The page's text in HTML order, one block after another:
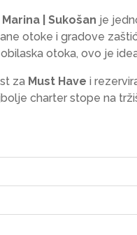
| Sukošan je
otoke i gradove
otoka, ovo je
za Must Have i
charter stope na